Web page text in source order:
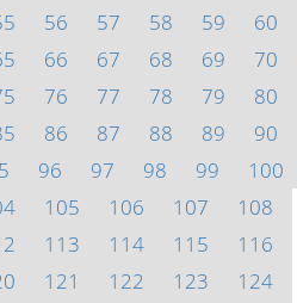
56 57 58 59
60
66 67 68 69
70
76 77 78 79
80
86 87 88 89
90
96 97 98 99
100
105 106 107
108
113 114 115
116
121 122 123
124